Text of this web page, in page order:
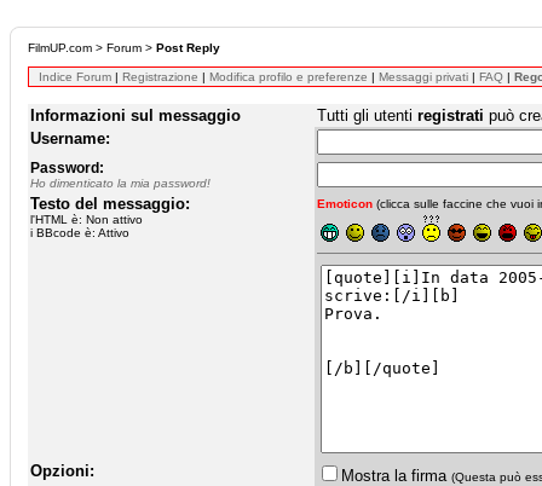
FilmUP.com > Forum > Post Reply
Indice Forum | Registrazione | Modifica profilo e preferenze | Messaggi privati | FAQ |
Informazioni sul messaggio Tutti gli utenti registrati può
Username:
Password:
Ho dimenticato la mia password!
Testo del messaggio:
l'HTML è: Non attivo
i BBcode è: Attivo
Emoticon (clicca sulle faccine che vuoi
Opzioni: Mostra la firma (Questa può